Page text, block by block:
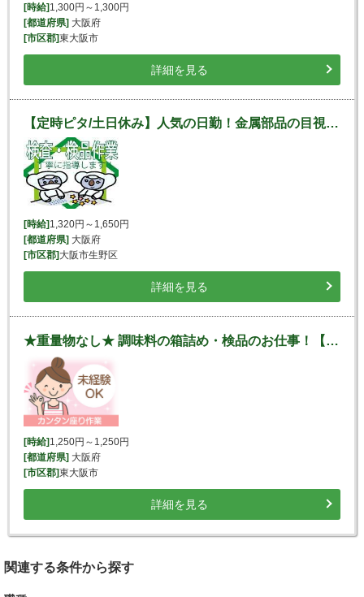
[時給]1,300円～1,300円
[都道府県]大阪府
[市区郡]東大阪市
詳細を見る
【定時ピタ/土日休み】人気の日勤！金属部品の目視検品や梱包♪
[時給] 1,320円～1,650円
[都道府県] 大阪府
[市区郡] 大阪市生野区
詳細を見る
★重量物なし★ 調味料の箱詰め・検品のお仕事！【バイク通勤OK】
[時給] 1,250円～1,250円
[都道府県] 大阪府
[市区郡]東大阪市
詳細を見る
関連する条件から探す